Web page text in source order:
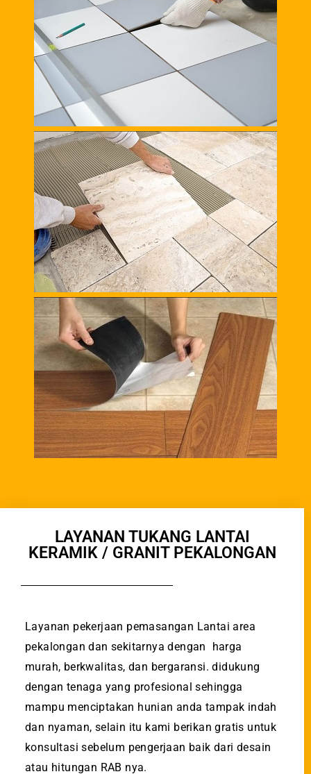
LAYANAN TUKANG LANTAI
KERAMIK / GRANIT PEKALONGAN
Layanan pekerjaan pemasangan Lantai area
pekalongan dan sekitarnya dengan harga
murah, berkwalitas, dan bergaransi. didukung
dengan tenaga yang profesional sehingga
mampu menciptakan hunian anda tampak indah
dan nyaman, selain itu kami berikan gratis untuk
konsultasi sebelum pengerjaan baik dari desain
atau hitungan RAB nya.